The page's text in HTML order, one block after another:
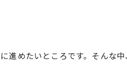
進めたいところです。そんな